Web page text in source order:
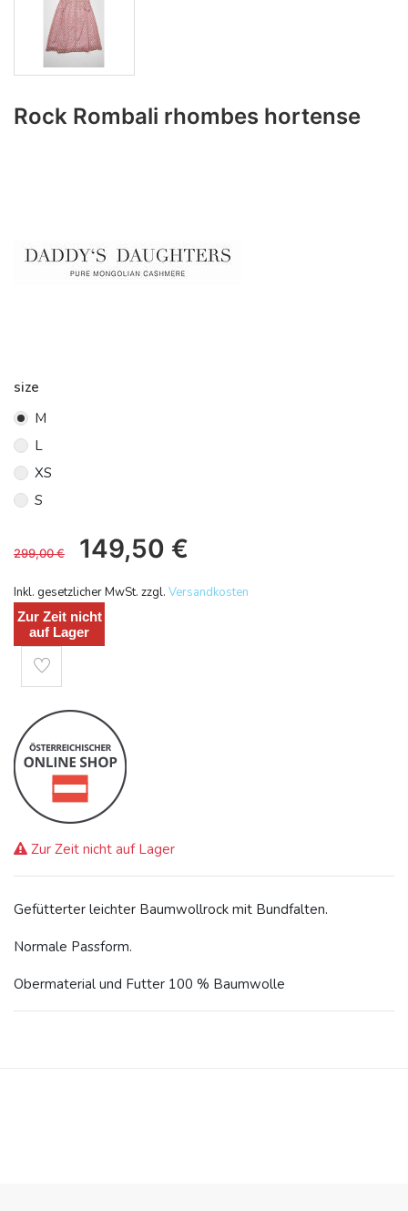
Rock Rombali rhombes hortense
size
M
L
XS
S
299,00€ 149,50 €
Inkl. gesetzlicher MwSt. zzgl. Versandkosten
Zur Zeit nicht
auf Lager
Zur Zeit nicht auf Lager
Gefütterter leichter Baumwollrock mit Bundfalten.
Normale Passform.
Obermaterial und Futter 100 % Baumwolle